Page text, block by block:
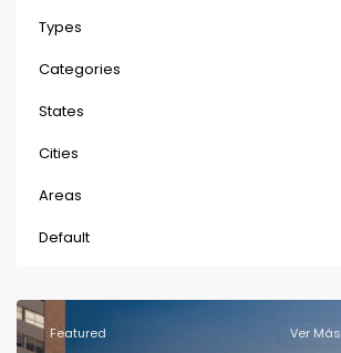
Types
Categories
States
Cities
Areas
Default
Featured Ver Más